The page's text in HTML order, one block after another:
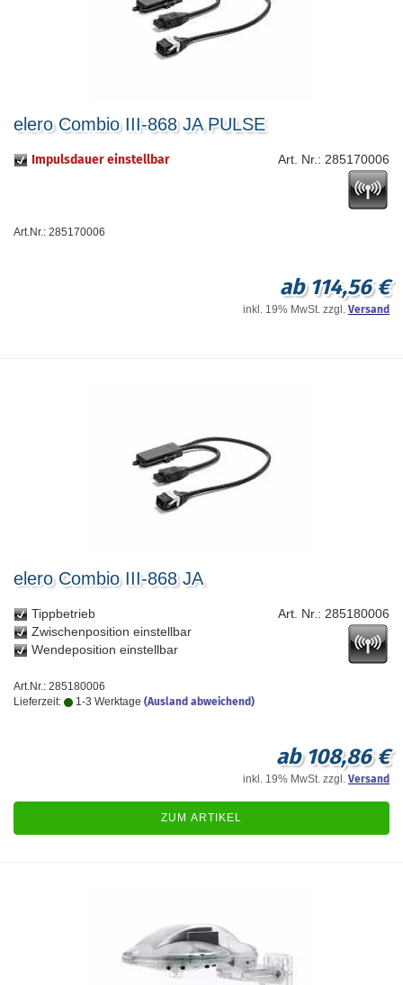
elero Combio III-868 JA PULSE
Impulsdauer einstellbar Art. Nr.: 285170006
Art.Nr.: 285170006
ab 114,56 €
inkl. 19% MwSt. zzgl. Versand
elero Combio III-868 JA
Tippbetrieb
Zwischenposition einstellbar
Wendeposition einstellbar
Art. Nr.: 285180006
Art.Nr.: 285180006
Lieferzeit:
1-3 Werktage (Ausland abweichend)
ab 108,86 €
inkl. 19% MwSt. zzgl. Versand
ZUM ARTIKEL